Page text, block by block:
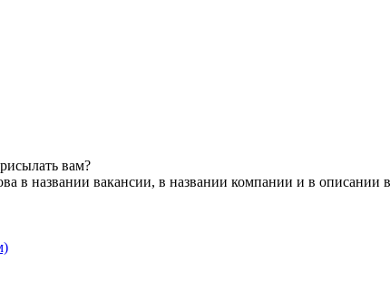
вам?
в названии вакансии, в названии компании и в описании